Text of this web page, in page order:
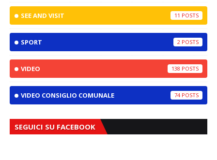
SEE AND VISIT 11
SPORT 2
VIDEO 138
VIDEO CONSIGLIO COMUNALE 74
SEGUICI SU FACEBOOK